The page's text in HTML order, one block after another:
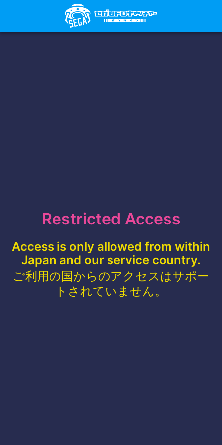
Restricted Access
Access is only allowed from within
Japan and our service country.
ご利用の国からのアクセスはサポー
トされていません。